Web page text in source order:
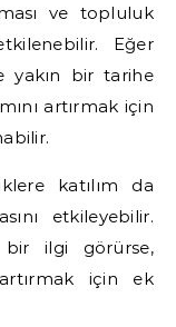
ve topluluk
Eğer
bir tarihe
artırmak için
katılım da
etkileyebilir.
ilgi görürse,
için ek